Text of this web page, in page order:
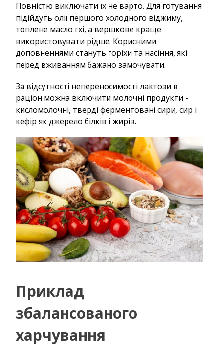
Повністю виключати їх не варто. Для готування
підійдуть олії першого холодного віджиму,
топлене масло гхі, а вершкове краще
використовувати рідше. Корисними
доповненнями стануть горіхи та насіння, які
перед вживанням бажано замочувати.
За відсутності непереносимості лактози в
раціон можна включити молочні продукти -
кисломолочні, тверді ферментовані сири, сир і
кефір як джерело білків і жирів.
Приклад
збалансованого
харчування